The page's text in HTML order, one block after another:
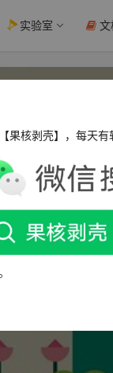
实验室 文
果核剥壳】，每天